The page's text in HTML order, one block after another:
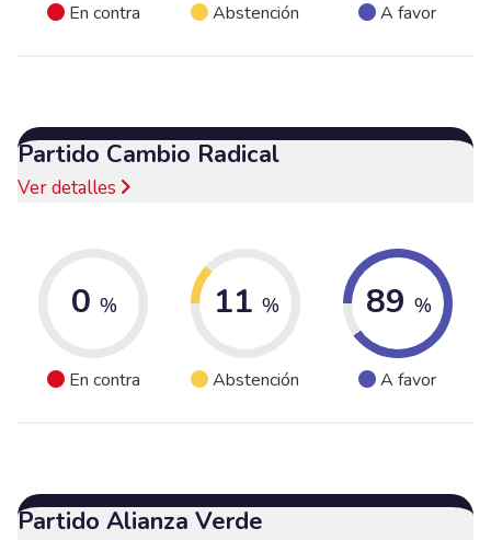
En contra Abstención A favor
Partido Cambio Radical
Ver detalles
0 %
En contra
11 %
Abstención
89 %
A favor
Partido Alianza Verde